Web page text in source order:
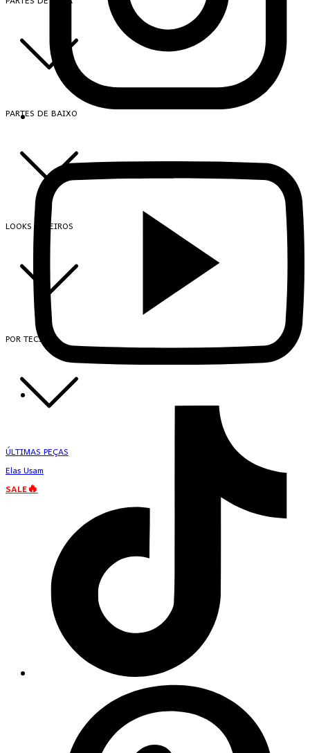
PARTES DE BAIXO
LOOKS INTEIROS
POR TECIDO
ÚLTIMAS PEÇAS
Elas Usam
SALE🔥